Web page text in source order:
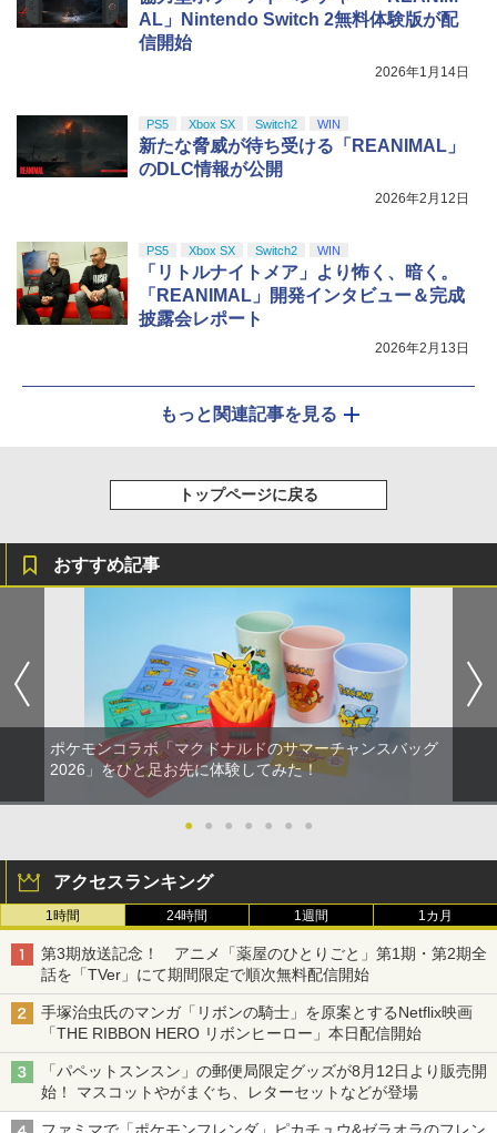
AL」Nintendo Switch 2無料体験版が配
信開始
2026年1月14日
PS5 Xbox SX Switch2 WIN
新たな脅威が待ち受ける「REANIMAL」
のDLC情報が公開
2026年2月12日
PS5 Xbox SX Switch2 WIN
「リトルナイトメア」より怖く、暗く。
「REANIMAL」開発インタビュー＆完成
披露会レポート
2026年2月13日
もっと関連記事を見る
トップページに戻る
おすすめ記事
ポケモンコラボ「マクドナルドのサマーチャンスバッグ
2026」をひと足お先に体験してみた！
● ● ● ● ● ● ●
アクセスランキング
1時間 24時間 1週間 1カ月
第3期放送記念！ アニメ「薬屋のひとりごと」第1期・第2期全
話を「TVer」にて期間限定で順次無料配信開始
手塚治虫氏のマンガ「リボンの騎士」を原案とするNetflix映画
「THE RIBBON HERO リボンヒーロー」本日配信開始
「パペットスンスン」の郵便局限定グッズが8月12日より販売開
始！ マスコットやがまぐち、レターセットなどが登場
ファミマで「ポケモンフレンダ」ピカチュウ&ゼラオラのフレン